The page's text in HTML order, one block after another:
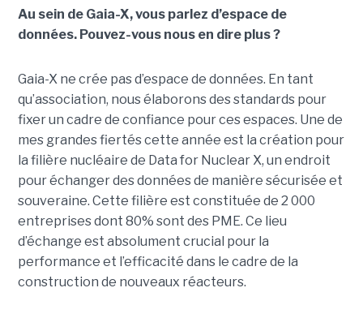
Au sein de Gaia-X, vous parlez d’espace de
données. Pouvez-vous nous en dire plus ?
Gaia-X ne crée pas d’espace de données. En tant
qu’association, nous élaborons des standards pour
fixer un cadre de confiance pour ces espaces. Une de
mes grandes fiertés cette année est la création pour
la filière nucléaire de Data for Nuclear X, un endroit
pour échanger des données de manière sécurisée et
souveraine. Cette filière est constituée de 2 000
entreprises dont 80% sont des PME. Ce lieu
d’échange est absolument crucial pour la
performance et l’efficacité dans le cadre de la
construction de nouveaux réacteurs.